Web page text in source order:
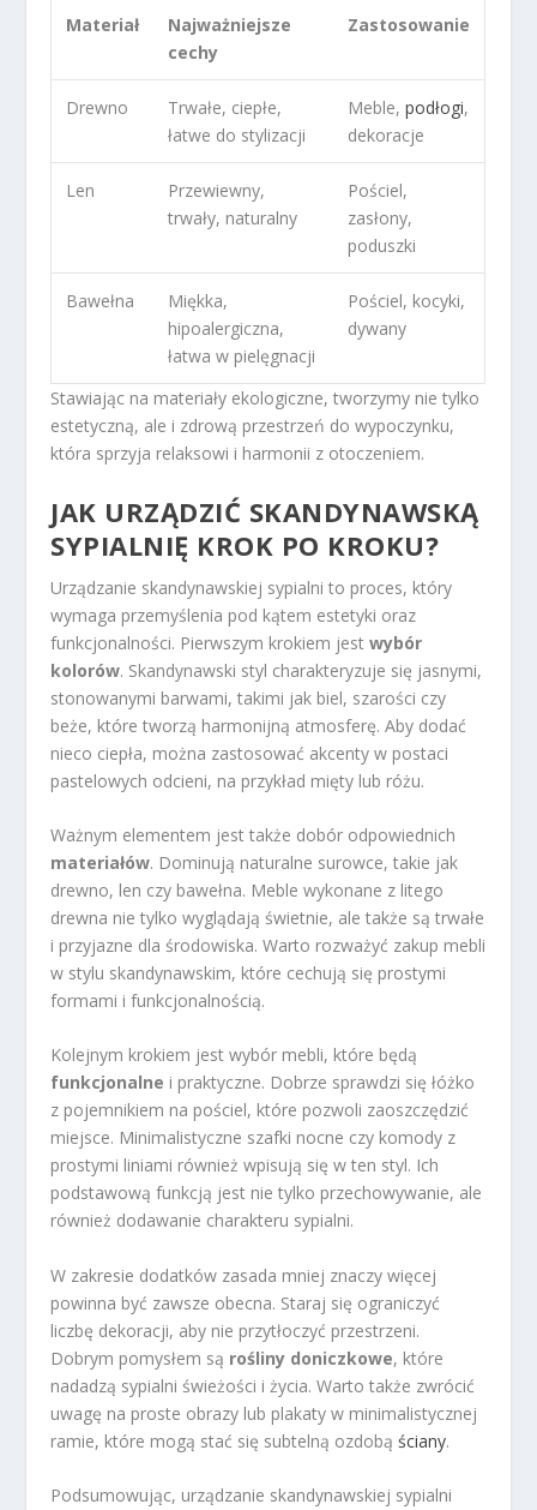
Materiał
Najważniejsze
cechy
Zastosowanie
Drewno
Trwałe, ciepłe,
łatwe do stylizacji
Meble,podłogi,
dekoracje
Len
Przewiewny,
trwały, naturalny
Pościel,
zasłony,
poduszki
Bawełna
Miękka,
hipoalergiczna,
łatwa w pielęgnacji
Pościel, kocyki,
dywany
Stawiając na materiały ekologiczne, tworzymy nie tylko
estetyczną, ale i zdrową przestrzeń do wypoczynku,
która sprzyja relaksowi i harmonii z otoczeniem.
JAK URZĄDZIĆ SKANDYNAWSKĄ
SYPIALNIĘ KROK PO KROKU?
Urządzanie skandynawskiej sypialni to proces, który
wymaga przemyślenia pod kątem estetyki oraz
funkcjonalności. Pierwszym krokiem jestwybór
kolorów. Skandynawski styl charakteryzuje się jasnymi,
stonowanymi barwami, takimi jak biel, szarości czy
beże, które tworzą harmonijną atmosferę. Aby dodać
nieco ciepła, można zastosować akcenty w postaci
pastelowych odcieni, na przykład mięty lub różu.
Ważnym elementem jest także dobór odpowiednich
materiałów. Dominują naturalne surowce, takie jak
drewno, len czy bawełna. Meble wykonane z litego
drewna nie tylko wyglądają świetnie, ale także są trwałe
i przyjazne dla środowiska. Warto rozważyć zakup mebli
w stylu skandynawskim, które cechują się prostymi
formami i funkcjonalnością.
Kolejnym krokiem jest wybór mebli, które będą
funkcjonalne i praktyczne. Dobrze sprawdzi się łóżko
z pojemnikiem na pościel, które pozwoli zaoszczędzić
miejsce. Minimalistyczne szafki nocne czy komody z
prostymi liniami również wpisują się w ten styl. Ich
podstawową funkcją jest nie tylko przechowywanie, ale
również dodawanie charakteru sypialni.
W zakresie dodatków zasada mniej znaczy więcej
powinna być zawsze obecna. Staraj się ograniczyć
liczbę dekoracji, aby nie przytłoczyć przestrzeni.
Dobrym pomysłem są rośliny doniczkowe, które
nadadzą sypialni świeżości i życia. Warto także zwrócić
uwagę na proste obrazy lub plakaty w minimalistycznej
ramie, które mogą stać się subtelną ozdobąściany.
Podsumowując, urządzanie skandynawskiej sypialni